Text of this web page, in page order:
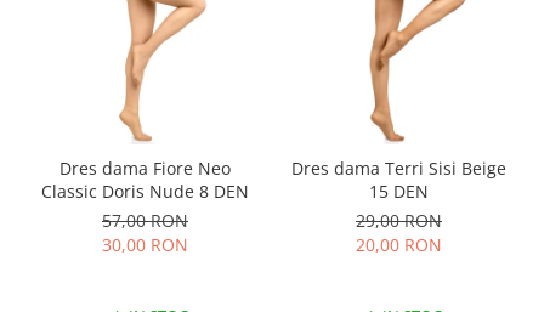
Dres dama Fiore Neo
Classic Doris Nude 8 DEN
57,00 RON
30,00 RON
Dres dama Terri Sisi Beige
15 DEN
29,00 RON
20,00 RON